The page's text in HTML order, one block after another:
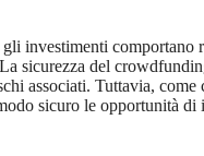
investimenti
sicurezza del
associati. Tuttavia,
sicuro le opportunità